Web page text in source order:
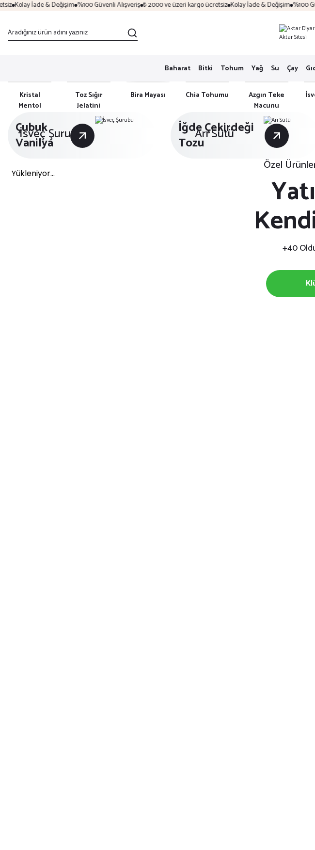
& Değişim %100 Güvenli Alışveriş ₺ 2000 ve üzeri kargo ücretsiz Kolay İade & Değişim %100 Güvenli
Baharat Bitki Tohum Yağ Su Çay
Kristal
Mentol
Toz Sığır
Jelatini
Bira Mayası Chia Tohumu
Azgın Teke
Macunu
İsveç Şurubu Arı Sütü
Özel
+40
Çubuk
Vanilya
İğde Çekirdeği
Tozu